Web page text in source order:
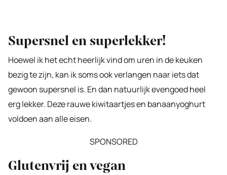
Supersnel en superlekker!
Hoewel ik het echt heerlijk vind om uren in de keuken
bezig te zijn, kan ik soms ook verlangen naar iets dat
gewoon supersnel is. En dan natuurlijk evengoed heel
erg lekker. Deze rauwe kiwitaartjes en banaanyoghurt
voldoen aan alle eisen.
SPONSORED
Glutenvrij en vegan